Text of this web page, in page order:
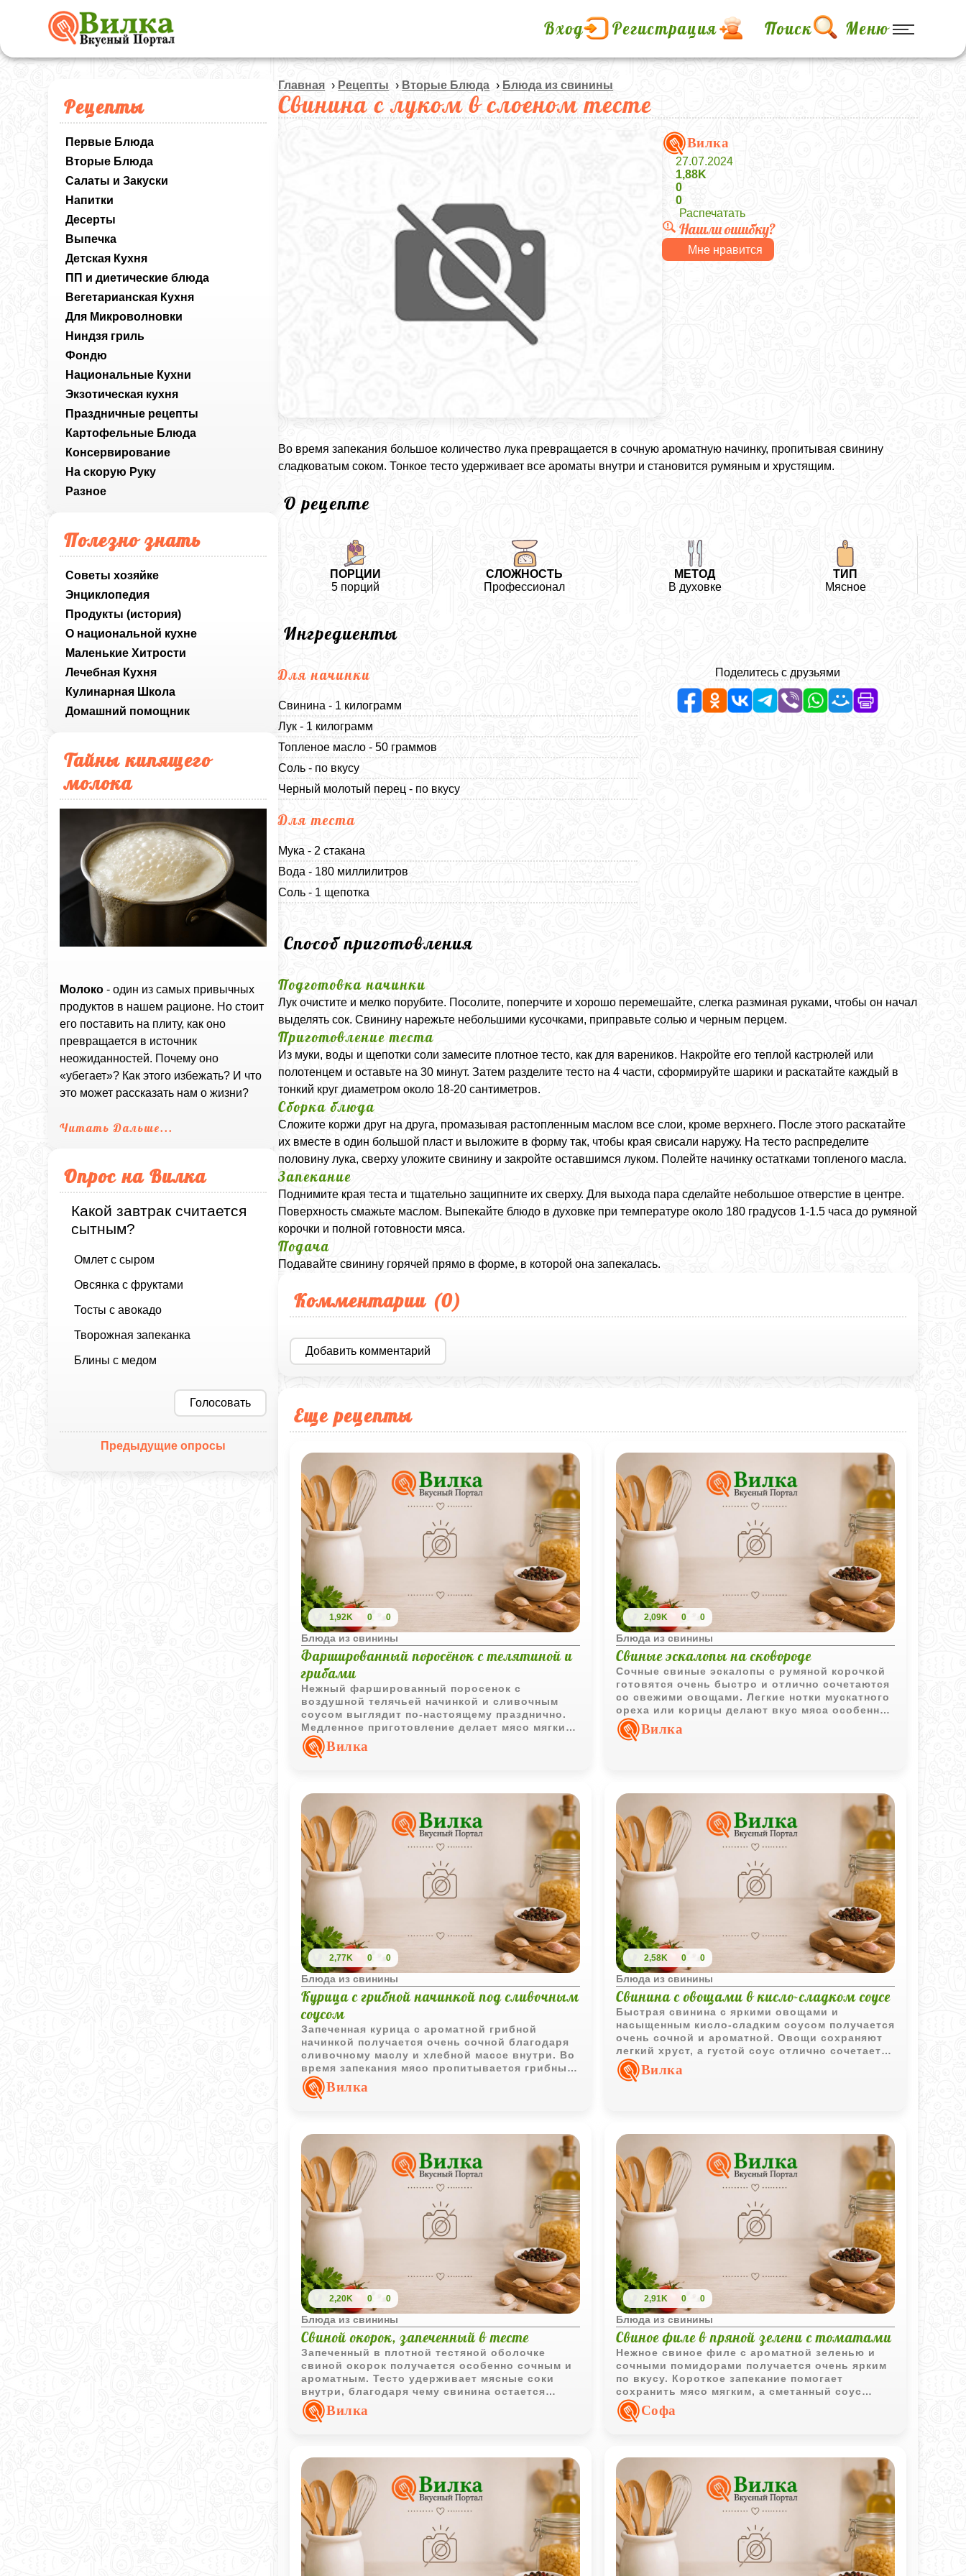
Вход Регистрация Поиск Меню
Рецепты
Первые Блюда
Вторые Блюда
Салаты и Закуски
Напитки
Десерты
Выпечка
Детская Кухня
ПП и диетические блюда
Вегетарианская Кухня
Для Микроволновки
Ниндзя гриль
Фондю
Национальные Кухни
Экзотическая кухня
Праздничные рецепты
Картофельные Блюда
Консервирование
На скорую Руку
Разное
Полезно знать
Советы хозяйке
Энциклопедия
Продукты (история)
О национальной кухне
Маленькие Хитрости
Лечебная Кухня
Кулинарная Школа
Домашний помощник
Тайны кипящего
молока
Молоко - один из самых привычных
продуктов в нашем рационе. Но стоит
его поставить на плиту, как оно
превращается в источник
неожиданностей. Почему оно
«убегает»? Как этого избежать? И что
это может рассказать нам о жизни?
Читать Дальше...
Опрос на Вилка
Какой завтрак считается
сытным?
Омлет с сыром
Овсянка с фруктами
Тосты с авокадо
Творожная запеканка
Блины с медом
Голосовать
Предыдущие опросы
Главная › Рецепты › Вторые Блюда › Блюда из свинины
Свинина с луком в слоеном тесте
Вилка
27.07.2024
1,88K
0
0
Распечатать
Нашли ошибку?
Мне нравится
Во время запекания большое количество лука превращается в сочную ароматную начинку, пропитывая свинину
сладковатым соком. Тонкое тесто удерживает все ароматы внутри и становится румяным и хрустящим.
О рецепте
ПОРЦИИ
5 порций
СЛОЖНОСТЬ
Профессионал
МЕТОД
В духовке
ТИП
Мясное
Ингредиенты
Для начинки
Свинина - 1 килограмм
Лук - 1 килограмм
Топленое масло - 50 граммов
Соль - по вкусу
Черный молотый перец - по вкусу
Для теста
Мука - 2 стакана
Вода - 180 миллилитров
Соль - 1 щепотка
Поделитесь с друзьями
Способ приготовления
Подготовка начинки
Лук очистите и мелко порубите. Посолите, поперчите и хорошо перемешайте, слегка разминая руками, чтобы он начал
выделять сок. Свинину нарежьте небольшими кусочками, приправьте солью и черным перцем.
Приготовление теста
Из муки, воды и щепотки соли замесите плотное тесто, как для вареников. Накройте его теплой кастрюлей или
полотенцем и оставьте на 30 минут. Затем разделите тесто на 4 части, сформируйте шарики и раскатайте каждый в
тонкий круг диаметром около 18-20 сантиметров.
Сборка блюда
Сложите коржи друг на друга, промазывая растопленным маслом все слои, кроме верхнего. После этого раскатайте
их вместе в один большой пласт и выложите в форму так, чтобы края свисали наружу. На тесто распределите
половину лука, сверху уложите свинину и закройте оставшимся луком. Полейте начинку остатками топленого масла.
Запекание
Поднимите края теста и тщательно защипните их сверху. Для выхода пара сделайте небольшое отверстие в центре.
Поверхность смажьте маслом. Выпекайте блюдо в духовке при температуре около 180 градусов 1-1.5 часа до румяной
корочки и полной готовности мяса.
Подача
Подавайте свинину горячей прямо в форме, в которой она запекалась.
Комментарии (0)
Добавить комментарий
Еще рецепты
1,92K 0 0
Блюда из свинины
Фаршированный поросёнок с телятиной и
грибами
Нежный фаршированный поросенок с
воздушной телячьей начинкой и сливочным
соусом выглядит по-настоящему празднично.
Медленное приготовление делает мясо мягким,
а грибная начинка придает блюду насыщенный
аромат.Вилка
2,09K 0 0
Блюда из свинины
Свиные эскалопы на сковороде
Сочные свиные эскалопы с румяной корочкой
готовятся очень быстро и отлично сочетаются
со свежими овощами. Легкие нотки мускатного
ореха или корицы делают вкус мяса особенно
интересным.
Вилка
2,77K 0 0
Блюда из свинины
Курица с грибной начинкой под сливочным
соусом
Запеченная курица с ароматной грибной
начинкой получается очень сочной благодаря
сливочному маслу и хлебной массе внутри. Во
время запекания мясо пропитывается грибным
ароматом, а густой соус делает блюдо
особенно праздничным.
Вилка
2,58K 0 0
Блюда из свинины
Свинина с овощами в кисло-сладком соусе
Быстрая свинина с яркими овощами и
насыщенным кисло-сладким соусом получается
очень сочной и ароматной. Овощи сохраняют
легкий хруст, а густой соус отлично сочетается
с горячим рисом.
Вилка
2,20K 0 0
Блюда из свинины
Свиной окорок, запеченный в тесте
Запеченный в плотной тестяной оболочке
свиной окорок получается особенно сочным и
ароматным. Тесто удерживает мясные соки
внутри, благодаря чему свинина остается
мягкой даже после длительного запекания.
Вилка
2,91K 0 0
Блюда из свинины
Свиное филе в пряной зелени с томатами
Нежное свиное филе с ароматной зеленью и
сочными помидорами получается очень ярким
по вкусу. Короткое запекание помогает
сохранить мясо мягким, а сметанный соус
делает блюдо особенно домашним и уютным.
Софа